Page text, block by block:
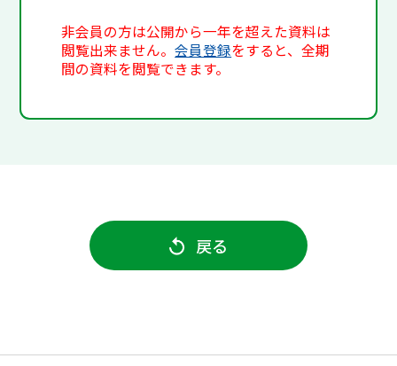
非会員の方は公開から一年を超えた資料は
閲覧出来ません。会員登録をすると、全期
間の資料を閲覧できます。
戻る